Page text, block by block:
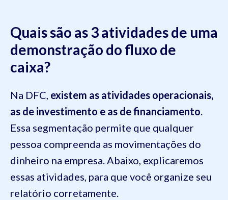
Quais são as 3 atividades de uma
demonstração do fluxo de
caixa?
Na DFC, existem as atividades operacionais,
as de investimento e as de financiamento.
Essa segmentação permite que qualquer
pessoa compreenda as movimentações do
dinheiro na empresa. Abaixo, explicaremos
essas atividades, para que você organize seu
relatório corretamente.